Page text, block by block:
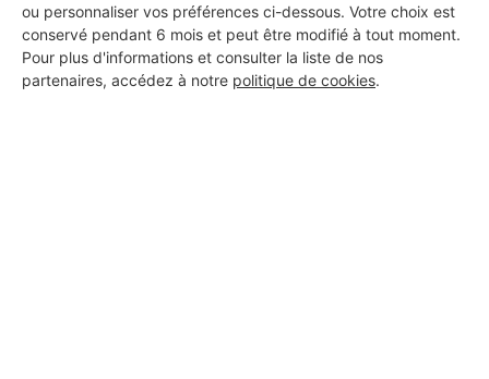
ou personnaliser vos préférences ci-dessous. Votre choix est
conservé pendant 6 mois et peut être modifié à tout moment.
Pour plus d'informations et consulter la liste de nos
partenaires, accédez à notre politique de cookies.